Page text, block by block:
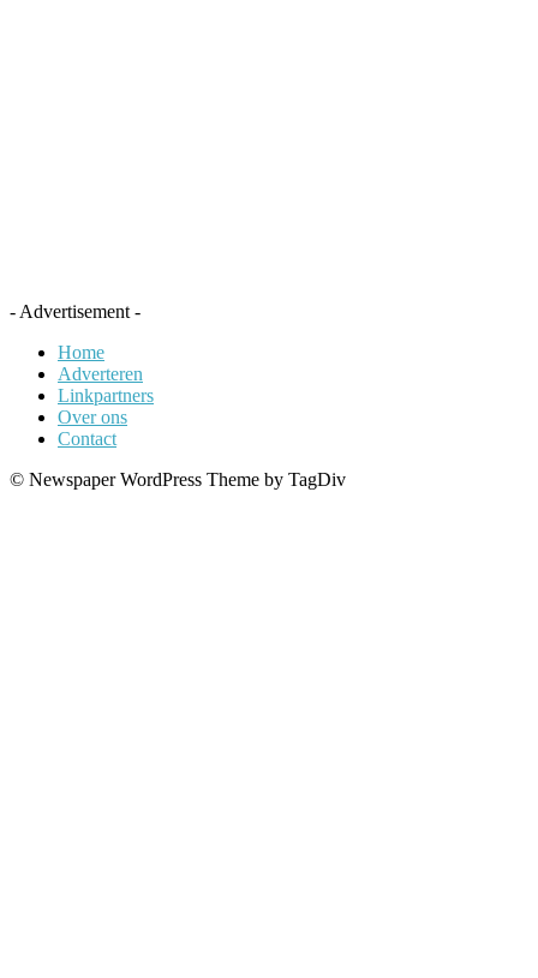
- Advertisement -
Home
Adverteren
Linkpartners
Over ons
Contact
© Newspaper WordPress Theme by TagDiv